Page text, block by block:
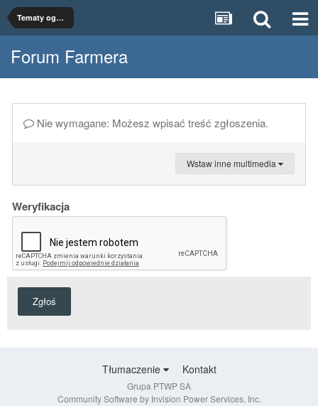
Tematy ogólne
Forum Farmera
Nie wymagane: Możesz wpisać treść zgłoszenia.
Wstaw inne multimedia
Weryfikacja
Zgłoś
Tłumaczenie Kontakt
Grupa PTWP SA
Community Software by Invision Power Services, Inc.